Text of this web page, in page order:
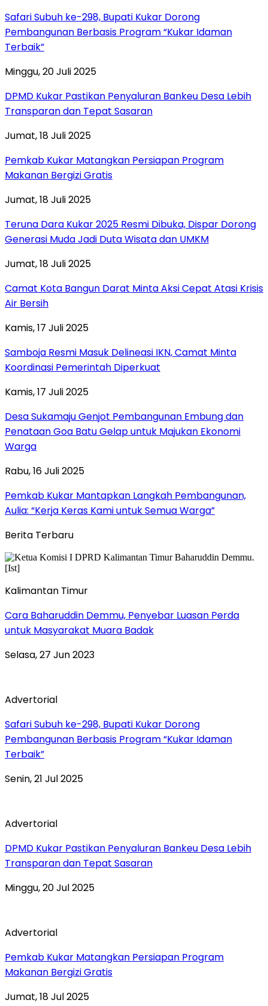
Safari Subuh ke-298, Bupati Kukar Dorong
Pembangunan Berbasis Program “Kukar Idaman
Terbaik”
Minggu, 20 Juli 2025
DPMD Kukar Pastikan Penyaluran Bankeu Desa Lebih
Transparan dan Tepat Sasaran
Jumat, 18 Juli 2025
Pemkab Kukar Matangkan Persiapan Program
Makanan Bergizi Gratis
Jumat, 18 Juli 2025
Teruna Dara Kukar 2025 Resmi Dibuka, Dispar Dorong
Generasi Muda Jadi Duta Wisata dan UMKM
Jumat, 18 Juli 2025
Camat Kota Bangun Darat Minta Aksi Cepat Atasi Krisis
Air Bersih
Kamis, 17 Juli 2025
Samboja Resmi Masuk Delineasi IKN, Camat Minta
Koordinasi Pemerintah Diperkuat
Kamis, 17 Juli 2025
Desa Sukamaju Genjot Pembangunan Embung dan
Penataan Goa Batu Gelap untuk Majukan Ekonomi
Warga
Rabu, 16 Juli 2025
Pemkab Kukar Mantapkan Langkah Pembangunan,
Aulia: “Kerja Keras Kami untuk Semua Warga”
Berita Terbaru
Kalimantan Timur
Cara Baharuddin Demmu, Penyebar Luasan Perda
untuk Masyarakat Muara Badak
Selasa, 27 Jun 2023
Advertorial
Safari Subuh ke-298, Bupati Kukar Dorong
Pembangunan Berbasis Program “Kukar Idaman
Terbaik”
Senin, 21 Jul 2025
Advertorial
DPMD Kukar Pastikan Penyaluran Bankeu Desa Lebih
Transparan dan Tepat Sasaran
Minggu, 20 Jul 2025
Advertorial
Pemkab Kukar Matangkan Persiapan Program
Makanan Bergizi Gratis
Jumat, 18 Jul 2025